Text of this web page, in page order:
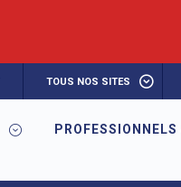
TOUS NOS SITES